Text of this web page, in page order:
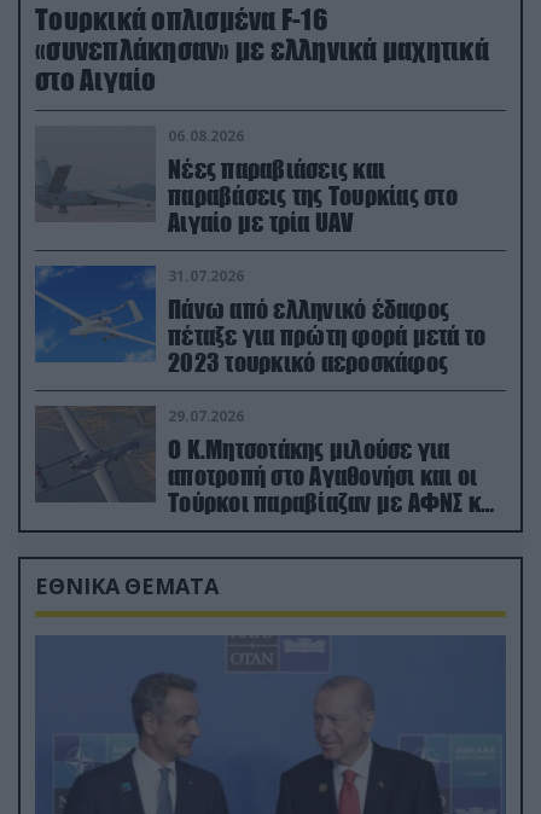
Τουρκικά οπλισμένα F-16
«συνεπλάκησαν» με ελληνικά μαχητικά
στο Αιγαίο
06.08.2026
Νέες παραβιάσεις και
παραβάσεις της Τουρκίας στο
Αιγαίο με τρία UAV
31.07.2026
Πάνω από ελληνικό έδαφος
πέταξε για πρώτη φορά μετά το
2023 τουρκικό αεροσκάφος
29.07.2026
Ο Κ.Μητσοτάκης μιλούσε για
αποτροπή στο Αγαθονήσι και οι
Τούρκοι παραβίαζαν με ΑΦΝΣ και
drone
ΕΘΝΙΚΑ ΘΕΜΑΤΑ